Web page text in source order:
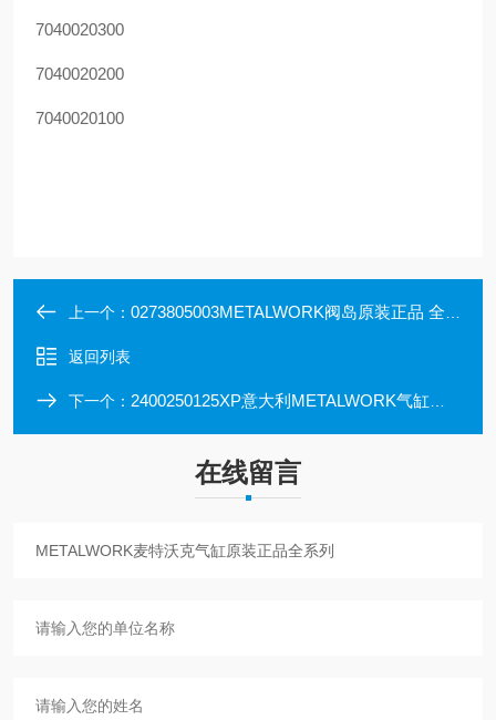
7040020300
7040020200
7040020100
上一个： 0273805003METALWORK阀岛原装正品 全系列产品
返回列表
下一个： 2400250125XP意大利METALWORK气缸原装正品可选型
在线留言